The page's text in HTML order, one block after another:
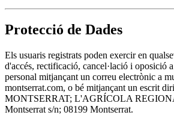
Protecció de Dades
Els usuaris registrats poden exercir en
d'accés, rectificació, cancel·lació i oposició
personal mitjançant un correu electrònic a
montserrat.com, o bé mitjançant un escrit
MONTSERRAT; L'AGRÍCOLA
Montserrat s/n; 08199 Montserrat.